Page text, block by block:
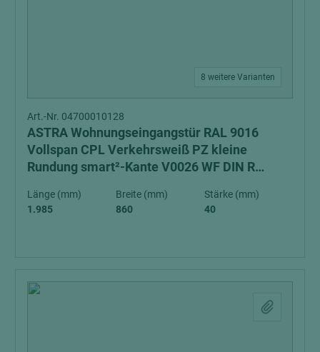
8 weitere Varianten
Art.-Nr. 04700010128
ASTRA Wohnungseingangstür RAL 9016
Vollspan CPL Verkehrsweiß PZ kleine
Rundung smart²-Kante V0026 WF DIN R
Länge (mm)
1.985
Breite (mm)
860
Stärke (mm)
40